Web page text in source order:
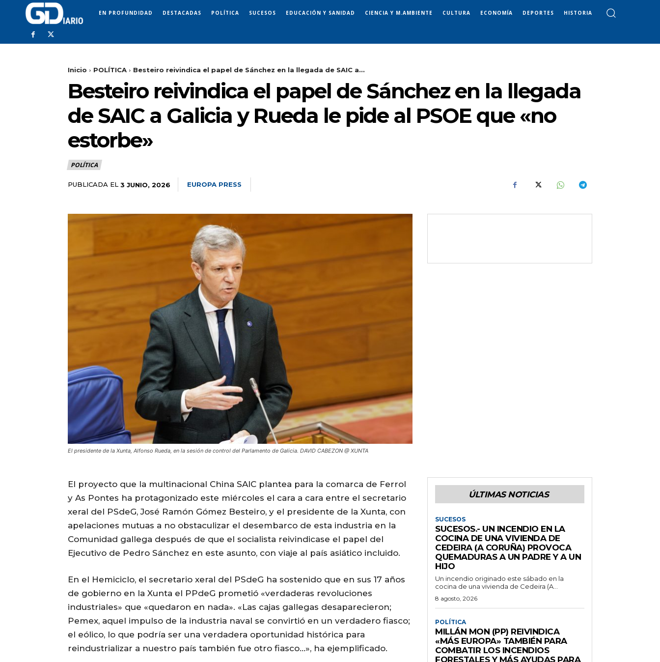
EN PROFUNDIDAD DESTACADAS POLÍTICA SUCESOS EDUCACIÓN Y SANIDAD CIENCIA Y M.AMBIENTE CULTURA ECONOMÍA DEPORTES HISTORIA
Inicio POLÍTICA Besteiro reivindica el papel de Sánchez en la llegada de SAIC a...
Besteiro reivindica el papel de Sánchez en la llegada
de SAIC a Galicia y Rueda le pide al PSOE que «no
estorbe»
POLÍTICA
PUBLICADA EL 3 JUNIO, 2026 EUROPA PRESS
El presidente de la Xunta, Alfonso Rueda, en la sesión de control del Parlamento de Galicia. DAVID CABEZON @ XUNTA
El proyecto que la multinacional China SAIC plantea para la comarca de Ferrol
y As Pontes ha protagonizado este miércoles el cara a cara entre el secretario
xeral del PSdeG, José Ramón Gómez Besteiro, y el presidente de la Xunta, con
apelaciones mutuas a no obstaculizar el desembarco de esta industria en la
Comunidad gallega después de que el socialista reivindicase el papel del
Ejecutivo de Pedro Sánchez en este asunto, con viaje al país asiático incluido.
En el Hemiciclo, el secretario xeral del PSdeG ha sostenido que en sus 17 años
de gobierno en la Xunta el PPdeG prometió «verdaderas revoluciones
industriales» que «quedaron en nada». «Las cajas gallegas desaparecieron;
Pemex, aquel impulso de la industria naval se convirtió en un verdadero fiasco;
el eólico, lo que podría ser una verdadera oportunidad histórica para
reindustrializar a nuestro país también fue otro fiasco…», ha ejemplificado.
ÚLTIMAS NOTICIAS
SUCESOS
SUCESOS.- UN INCENDIO EN LA
COCINA DE UNA VIVIENDA DE
CEDEIRA (A CORUÑA) PROVOCA
QUEMADURAS A UN PADRE Y A UN
HIJO
Un incendio originado este sábado en la
cocina de una vivienda de Cedeira (A...
8 agosto, 2026
POLÍTICA
MILLÁN MON (PP) REIVINDICA
«MÁS EUROPA» TAMBIÉN PARA
COMBATIR LOS INCENDIOS
FORESTALES Y MÁS AYUDAS PARA